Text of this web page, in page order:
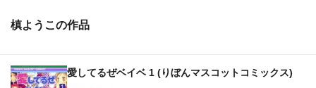
槙ようこの作品
愛してるぜベイベ 1 (りぼんマスコットコミックス)